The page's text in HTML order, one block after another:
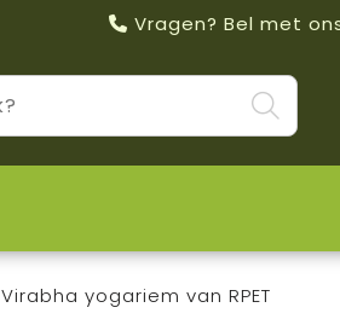
Vragen? Bel met
Virabha yogariem van RPET